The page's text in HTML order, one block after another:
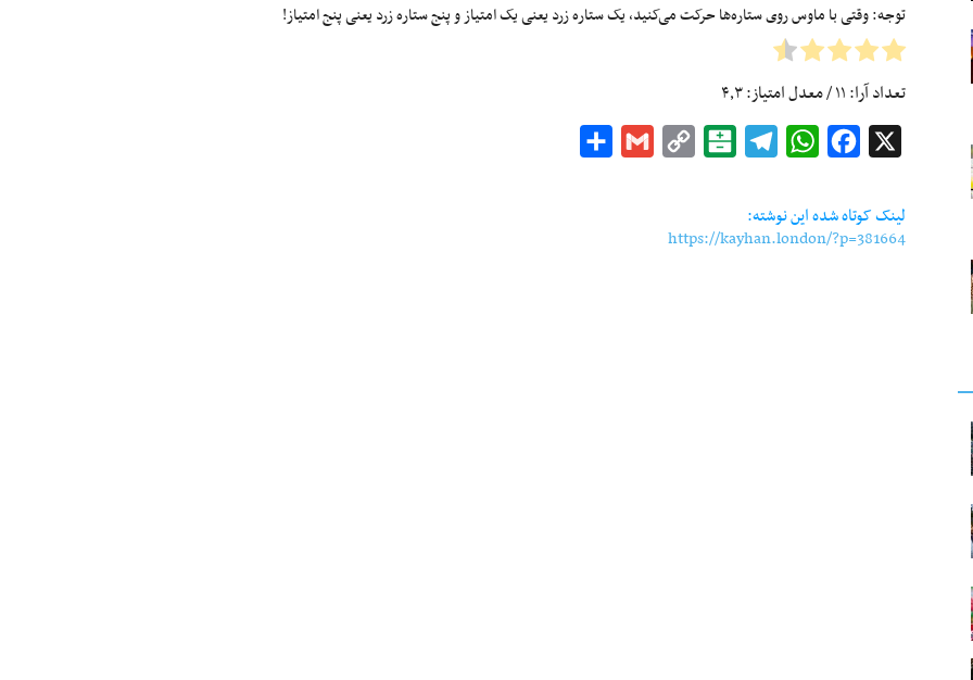
توجه: وقتی با ماوس روی ستاره‌ها حرکت می‌کنید، یک ستاره زرد یعنی یک امتیاز و پنج ستاره زرد یعنی پنج امتیاز!
تعداد آرا:۱۱/ معدل امتیاز:۴٫۳
Facebook
WhatsApp
Telegram
Balatarin
Copy
Gmail
لینک کوتاه شده این نوشته:
https://kayhan.london/?p=381664